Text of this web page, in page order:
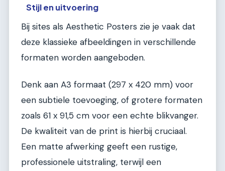
Stijl en uitvoering
Bij sites als Aesthetic Posters zie je vaak dat
deze klassieke afbeeldingen in verschillende
formaten worden aangeboden.
Denk aan A3 formaat (297 x 420 mm) voor
een subtiele toevoeging, of grotere formaten
zoals 61 x 91,5 cm voor een echte blikvanger.
De kwaliteit van de print is hierbij cruciaal.
Een matte afwerking geeft een rustige,
professionele uitstraling, terwijl een